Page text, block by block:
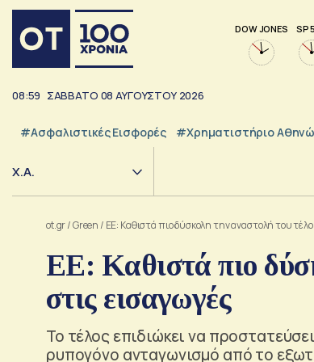
DOW JONES SP
08:59 ΣΑΒΒΑΤΟ 08 ΑΥΓΟΥΣΤΟΥ 2026
#Ασφαλιστικές Εισφορές #Χρηματιστήριο
Χ.Α.
ot.gr/Green / EΕ: Καθιστά πιο δύσκολη την αναστολή του
EΕ: Καθιστά πιο
στις εισαγωγές
Το τέλος επιδιώκει να
ρυπογόνο ανταγωνισμό από το